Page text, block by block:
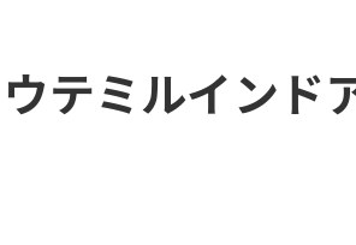
て仲間と一緒に成長
業の藤沢駅インドアゴルフ場
テミルインド